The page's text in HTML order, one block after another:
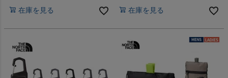
インフィット INFIT
在庫を見る 在庫を見る